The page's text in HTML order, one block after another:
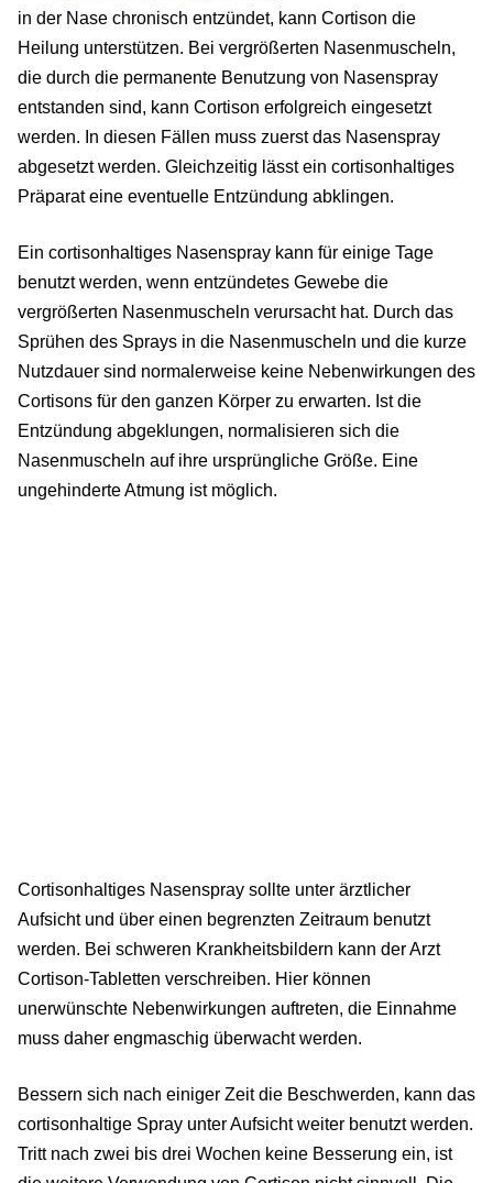
in der Nase chronisch entzündet, kann Cortison die
Heilung unterstützen. Bei vergrößerten Nasenmuscheln,
die durch die permanente Benutzung von Nasenspray
entstanden sind, kann Cortison erfolgreich eingesetzt
werden. In diesen Fällen muss zuerst das Nasenspray
abgesetzt werden. Gleichzeitig lässt ein cortisonhaltiges
Präparat eine eventuelle Entzündung abklingen.
Ein cortisonhaltiges Nasenspray kann für einige Tage
benutzt werden, wenn entzündetes Gewebe die
vergrößerten Nasenmuscheln verursacht hat. Durch das
Sprühen des Sprays in die Nasenmuscheln und die kurze
Nutzdauer sind normalerweise keine Nebenwirkungen des
Cortisons für den ganzen Körper zu erwarten. Ist die
Entzündung abgeklungen, normalisieren sich die
Nasenmuscheln auf ihre ursprüngliche Größe. Eine
ungehinderte Atmung ist möglich.
Cortisonhaltiges Nasenspray sollte unter ärztlicher
Aufsicht und über einen begrenzten Zeitraum benutzt
werden. Bei schweren Krankheitsbildern kann der Arzt
Cortison-Tabletten verschreiben. Hier können
unerwünschte Nebenwirkungen auftreten, die Einnahme
muss daher engmaschig überwacht werden.
Bessern sich nach einiger Zeit die Beschwerden, kann das
cortisonhaltige Spray unter Aufsicht weiter benutzt werden.
Tritt nach zwei bis drei Wochen keine Besserung ein, ist